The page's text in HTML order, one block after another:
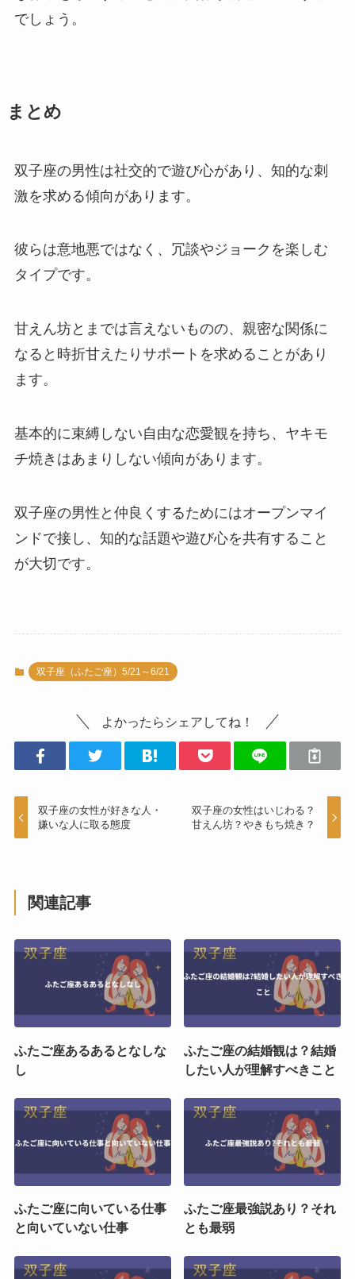
でしょう。
まとめ
双子座の男性は社交的で遊び心があり、知的な刺
激を求める傾向があります。
彼らは意地悪ではなく、冗談やジョークを楽しむ
タイプです。
甘えん坊とまでは言えないものの、親密な関係に
なると時折甘えたりサポートを求めることがあり
ます。
基本的に束縛しない自由な恋愛観を持ち、ヤキモ
チ焼きはあまりしない傾向があります。
双子座の男性と仲良くするためにはオープンマイ
ンドで接し、知的な話題や遊び心を共有すること
が大切です。
双子座（ふたご座）5/21～6/21
よかったらシェアしてね！
双子座の女性が好きな人・
嫌いな人に取る態度
双子座の女性はいじわる？
甘えん坊？やきもち焼き？
関連記事
ふたご座あるあるとなしな
し
ふたご座の結婚観は？結婚
したい人が理解すべきこと
ふたご座に向いている仕事
と向いていない仕事
ふたご座最強説あり？それ
とも最弱